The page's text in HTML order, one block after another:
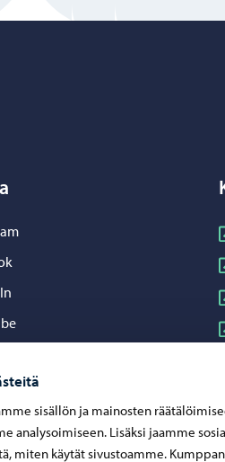
sisällön ja mainosten
analysoimiseen. Lisäksi jaamme
miten käytät sivustoamme.